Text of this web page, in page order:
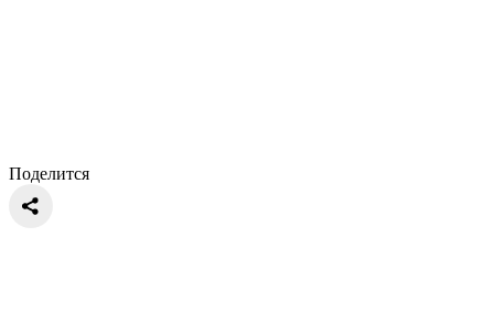
Поделится